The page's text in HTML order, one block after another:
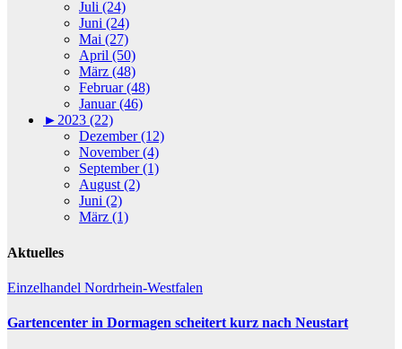
Juli (24)
Juni (24)
Mai (27)
April (50)
März (48)
Februar (48)
Januar (46)
► 2023 (22)
Dezember (12)
November (4)
September (1)
August (2)
Juni (2)
März (1)
Aktuelles
Einzelhandel Nordrhein-Westfalen
Gartencenter in Dormagen scheitert kurz nach Neustart